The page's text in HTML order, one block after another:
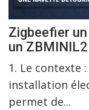
Zigbeefier
un ZBMINIL2
1. Le contexte
installation
permet de...